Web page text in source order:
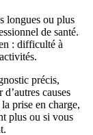
longues ou plus
de santé.
: difficulté à
précis,
causes
prise en charge,
plus ou si vous